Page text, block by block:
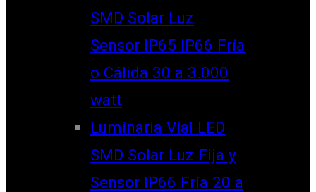
SMD Solar Luz
Sensor IP65 IP66 Fría
o Cálida 30 a 3.000
watt
Luminaria Vial LED
SMD Solar Luz Fija y
Sensor IP66 Fría 20 a